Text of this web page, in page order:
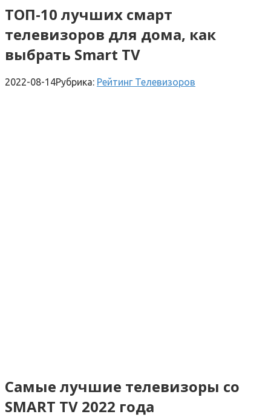
ТОП-10 лучших смарт
телевизоров для дома, как
выбрать Smart TV
2022-08-14Рубрика: Рейтинг Телевизоров
Самые лучшие телевизоры со
SMART TV 2022 года